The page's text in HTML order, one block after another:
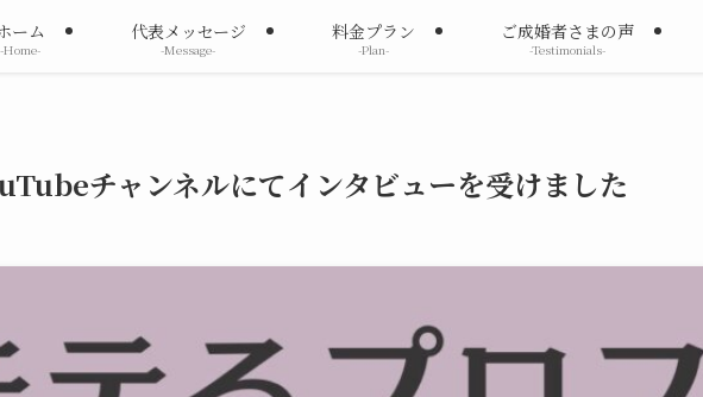
ーム
-Home-
代表メッセージ
-Message-
料金プラン
-Plan-
ご成婚者さまの声
-Testimonials-
チャンネルにてインタビューを受けました